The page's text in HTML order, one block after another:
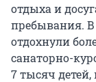
отдыха и
пребывания. В
отдохнули
санаторно-
7 тысяч детей,